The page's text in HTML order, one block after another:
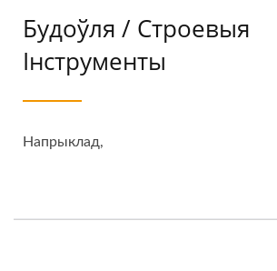
Будоўля / Строевыя
Інструменты
Напрыклад,